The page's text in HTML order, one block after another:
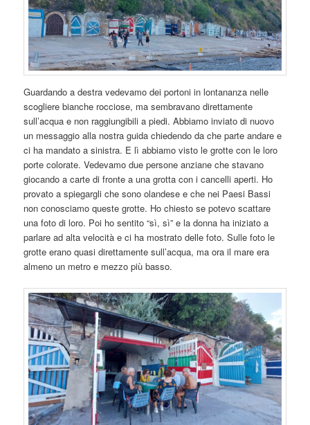
Guardando a destra vedevamo dei portoni in lontananza nelle
scogliere bianche rocciose, ma sembravano direttamente
sull’acqua e non raggiungibili a piedi. Abbiamo inviato di nuovo
un messaggio alla nostra guida chiedendo da che parte andare e
ci ha mandato a sinistra. E lì abbiamo visto le grotte con le loro
porte colorate. Vedevamo due persone anziane che stavano
giocando a carte di fronte a una grotta con i cancelli aperti. Ho
provato a spiegargli che sono olandese e che nei Paesi Bassi
non conosciamo queste grotte. Ho chiesto se potevo scattare
una foto di loro. Poi ho sentito “sì, sì” e la donna ha iniziato a
parlare ad alta velocità e ci ha mostrato delle foto. Sulle foto le
grotte erano quasi direttamente sull’acqua, ma ora il mare era
almeno un metro e mezzo più basso.